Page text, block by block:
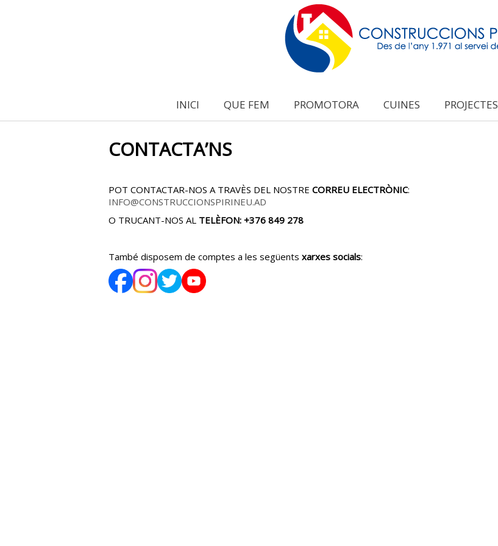
INICI QUE FEM PROMOTORA CUINES PROJECTES
CONTACTA’NS
POT CONTACTAR-NOS A TRAVÈS DEL NOSTRE CORREU ELECTRÒNIC:
INFO@CONSTRUCCIONSPIRINEU.AD
O TRUCANT-NOS AL TELÈFON: +376 849 278
També disposem de comptes a les següents xarxes socials: